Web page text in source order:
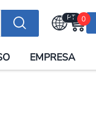
PT
English (US)
0
EMPRESA